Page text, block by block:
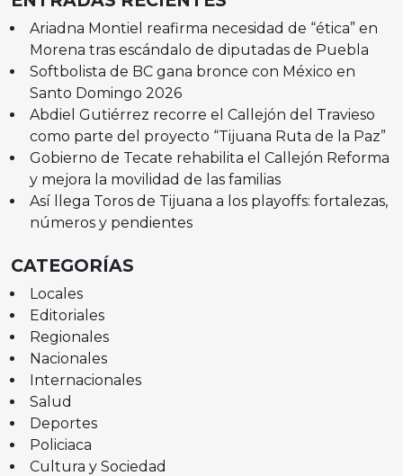
Ariadna Montiel reafirma necesidad de “ética” en
Morena tras escándalo de diputadas de Puebla
Softbolista de BC gana bronce con México en
Santo Domingo 2026
Abdiel Gutiérrez recorre el Callejón del Travieso
como parte del proyecto “Tijuana Ruta de la Paz”
Gobierno de Tecate rehabilita el Callejón Reforma
y mejora la movilidad de las familias
Así llega Toros de Tijuana a los playoffs: fortalezas,
números y pendientes
CATEGORÍAS
Locales
Editoriales
Regionales
Nacionales
Internacionales
Salud
Deportes
Policiaca
Cultura y Sociedad